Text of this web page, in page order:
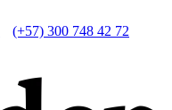
(+57) 300 748 42 72